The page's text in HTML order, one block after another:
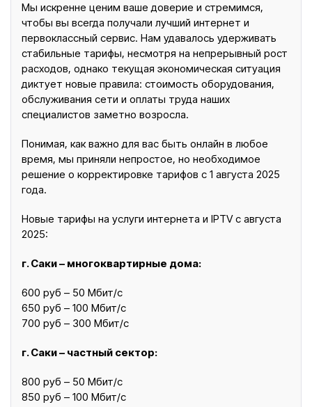
Мы искренне ценим ваше доверие и стремимся,
чтобы вы всегда получали лучший интернет и
первоклассный сервис. Нам удавалось удерживать
стабильные тарифы, несмотря на непрерывный рост
расходов, однако текущая экономическая ситуация
диктует новые правила: стоимость оборудования,
обслуживания сети и оплаты труда наших
специалистов заметно возросла.
Понимая, как важно для вас быть онлайн в любое
время, мы приняли непростое, но необходимое
решение о корректировке тарифов с 1 августа 2025
года.
Новые тарифы на услуги интернета и IPTV с августа
2025:
г. Саки – многоквартирные дома:
600 руб – 50 Мбит/с
650 руб – 100 Мбит/с
700 руб – 300 Мбит/с
г. Саки – частный сектор:
800 руб – 50 Мбит/с
850 руб – 100 Мбит/с